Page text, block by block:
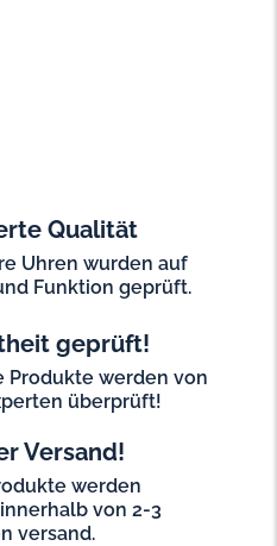
Qualität
Uhren wurden auf
Funktion geprüft.
geprüft!
Produkte werden von
überprüft!
Versand!
werden
von 2-3
versand.